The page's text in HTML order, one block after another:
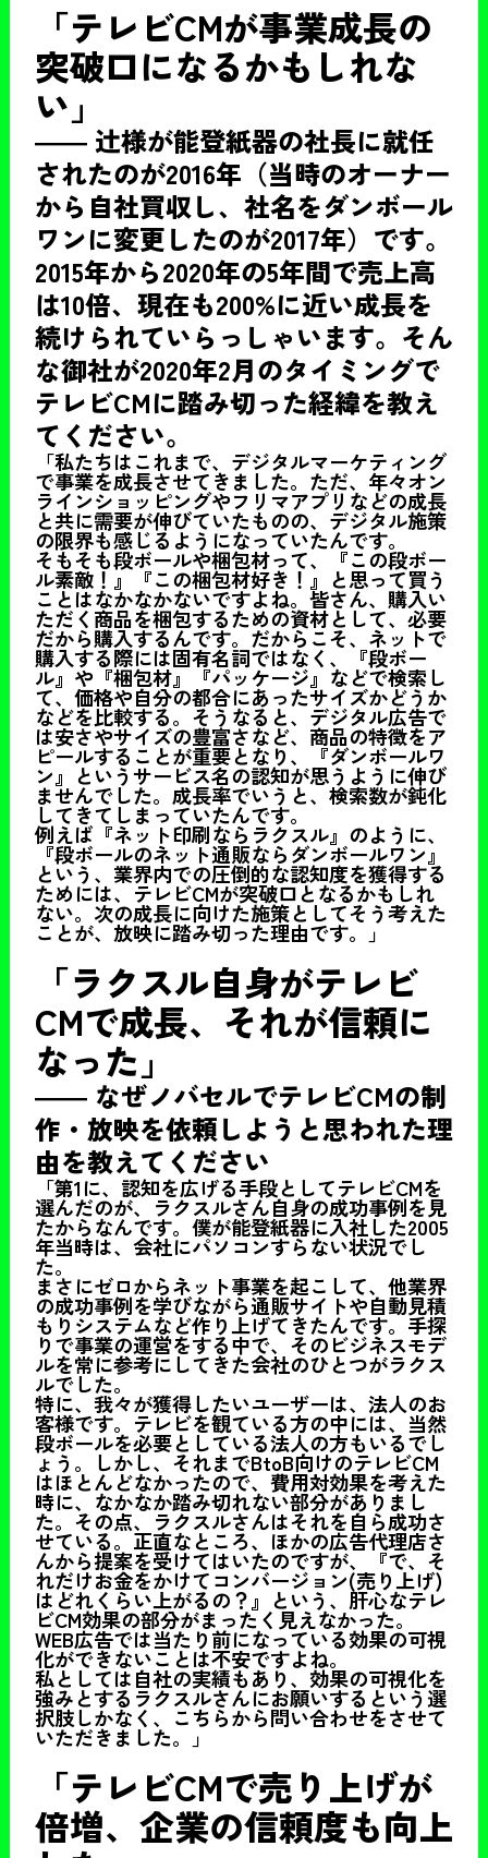
「テレビCMが事業成長の
突破口になるかもしれな
い」
―― 辻様が能登紙器の社長に就任
されたのが2016年（当時のオーナー
から自社買収し、社名をダンボール
ワンに変更したのが2017年）です。
2015年から2020年の5年間で売上高
は10倍、現在も200%に近い成長を
続けられていらっしゃいます。そん
な御社が2020年2月のタイミングで
テレビCMに踏み切った経緯を教え
てください。
「私たちはこれまで、デジタルマーケティング
で事業を成長させてきました。ただ、年々オン
ラインショッピングやフリマアプリなどの成長
と共に需要が伸びていたものの、デジタル施策
の限界も感じるようになっていたんです。
そもそも段ボールや梱包材って、『この段ボー
ル素敵！』『この梱包材好き！』と思って買う
ことはなかなかないですよね。皆さん、購入い
ただく商品を梱包するための資材として、必要
だから購入するんです。だからこそ、ネットで
購入する際には固有名詞ではなく、『段ボー
ル』や『梱包材』『パッケージ』などで検索し
て、価格や自分の都合にあったサイズかどうか
などを比較する。そうなると、デジタル広告で
は安さやサイズの豊富さなど、商品の特徴をア
ピールすることが重要となり、『ダンボールワ
ン』というサービス名の認知が思うように伸び
ませんでした。成長率でいうと、検索数が鈍化
してきてしまっていたんです。
例えば『ネット印刷ならラクスル』のように、
『段ボールのネット通販ならダンボールワン』
という、業界内での圧倒的な認知度を獲得する
ためには、テレビCMが突破口となるかもしれ
ない。次の成長に向けた施策としてそう考えた
ことが、放映に踏み切った理由です。」
「ラクスル自身がテレビ
CMで成長、それが信頼に
なった」
―― なぜノバセルでテレビCMの制
作・放映を依頼しようと思われた理
由を教えてください
「第1に、認知を広げる手段としてテレビCMを
選んだのが、ラクスルさん自身の成功事例を見
たからなんです。僕が能登紙器に入社した2005
年当時は、会社にパソコンすらない状況でし
た。
まさにゼロからネット事業を起こして、他業界
の成功事例を学びながら通販サイトや自動見積
もりシステムなど作り上げてきたんです。手探
りで事業の運営をする中で、そのビジネスモデ
ルを常に参考にしてきた会社のひとつがラクス
ルでした。
特に、我々が獲得したいユーザーは、法人のお
客様です。テレビを観ている方の中には、当然
段ボールを必要としている法人の方もいるでし
ょう。しかし、それまでBtoB向けのテレビCM
はほとんどなかったので、費用対効果を考えた
時に、なかなか踏み切れない部分がありまし
た。その点、ラクスルさんはそれを自ら成功さ
せている。正直なところ、ほかの広告代理店さ
んから提案を受けてはいたのですが、『で、そ
れだけお金をかけてコンバージョン(売り上げ)
はどれくらい上がるの？』という、肝心なテレ
ビCM効果の部分がまったく見えなかった。
WEB広告では当たり前になっている効果の可視
化ができないことは不安ですよね。
私としては自社の実績もあり、効果の可視化を
強みとするラクスルさんにお願いするという選
択肢しかなく、こちらから問い合わせをさせて
いただきました。」
「テレビCMで売り上げが
倍増、企業の信頼度も向上